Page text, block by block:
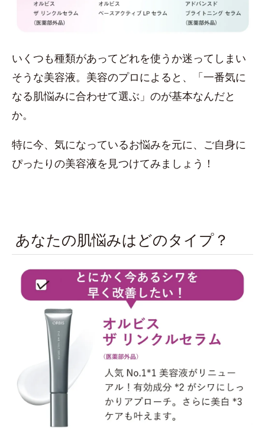
いくつも種類があってどれを使うか迷ってしまい
そうな美容液。美容のプロによると、「一番気に
なる肌悩みに合わせて選ぶ」のが基本なんだと
か。
特に今、気になっているお悩みを元に、ご自身に
ぴったりの美容液を見つけてみましょう！
あなたの肌悩みはどのタイプ？